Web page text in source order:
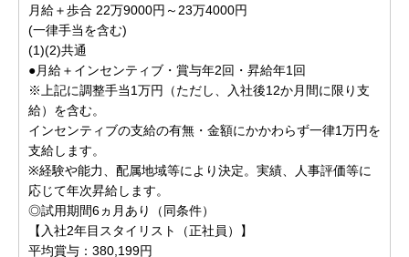
月給＋歩合 22万9000円～23万4000円
(一律手当を含む)
(1)(2)共通
●月給＋インセンティブ・賞与年2回・昇給年1回
※上記に調整手当1万円（ただし、入社後12か月間に限り支
給）を含む。
インセンティブの支給の有無・金額にかかわらず一律1万円を
支給します。
※経験や能力、配属地域等により決定。実績、人事評価等に
応じて年次昇給します。
◎試用期間6ヵ月あり（同条件）
【入社2年目スタイリスト（正社員）】
平均賞与：380,199円